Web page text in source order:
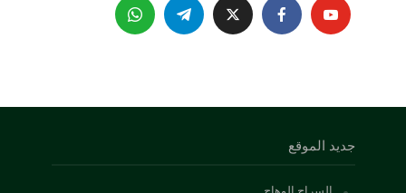
جديد الموقع